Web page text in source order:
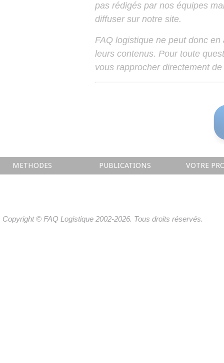
pas rédigés par nos équipes
diffuser sur notre site.
FAQ logistique ne peut donc
leurs contenus. Pour toute
vous rapprocher directement
METHODES PUBLICATIONS VOTRE
Copyright © FAQ Logistique 2002-2026. Tous droits réservés.